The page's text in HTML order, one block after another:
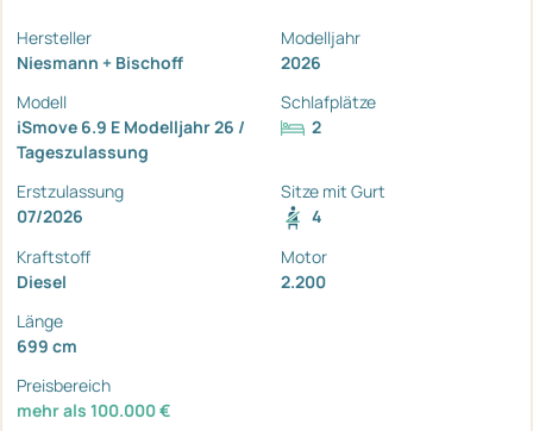
Hersteller
Niesmann + Bischoff
Modelljahr
2026
Modell
iSmove 6.9 E Modelljahr 26 /
Tageszulassung
Schlafplätze
2
Erstzulassung
07/2026
Sitze mit Gurt
4
Kraftstoff
Diesel
Motor
2.200
Länge
699 cm
Preisbereich
mehr als 100.000 €